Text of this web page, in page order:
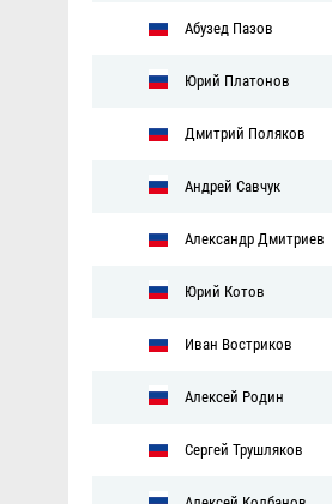
Абузед Пазов
Юрий Платонов
Дмитрий Поляков
Андрей Савчук
Александр Дмитриев
Юрий Котов
Иван Востриков
Алексей Родин
Сергей Трушляков